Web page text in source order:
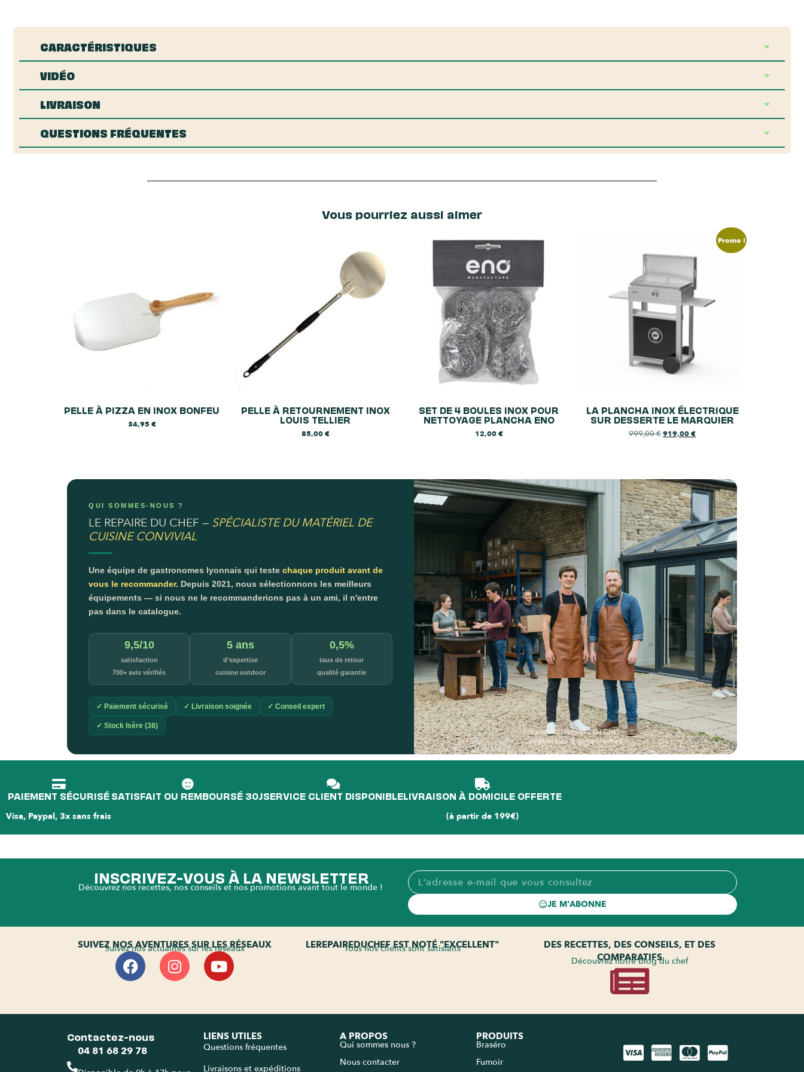
CARACTÉRISTIQUES
VIDÉO
LIVRAISON
QUESTIONS FRÉQUENTES
Vous pourriez aussi aimer
PELLE À PIZZA EN INOX BONFEU
34,95 €
PELLE À RETOURNEMENT INOX
LOUIS TELLIER
85,00€
SET DE 4 BOULES INOX POUR
NETTOYAGE PLANCHA ENO
12,00€
Promo !
LA PLANCHA INOX ÉLECTRIQUE
SUR DESSERTE LE MARQUIER
999,00€919,00€
QUI SOMMES-NOUS ?
LE REPAIRE DU CHEF — SPÉCIALISTE DU MATÉRIEL DE
CUISINE CONVIVIAL
Une équipe de gastronomes lyonnais qui teste chaque produit avant de
vous le recommander. Depuis 2021, nous sélectionnons les meilleurs
équipements — si nous ne le recommanderions pas à un ami, il n'entre
pas dans le catalogue.
9,5/10
satisfaction
700+ avis vérifiés
5 ans
d'expertise
cuisine outdoor
0,5%
taux de retour
qualité garantie
✓ Paiement sécurisé ✓ Livraison soignée ✓ Conseil expert
✓ Stock Isère (38)
L'équipe du Repaire du Chef —
passionnés & gastronomes
PAIEMENT SÉCURISÉ
Visa, Paypal, 3x sans frais
SATISFAIT OU REMBOURSÉ 30JSERVICE CLIENT DISPONIBLELIVRAISON À DOMICILE OFFERTE
(à partir de 199€)
INSCRIVEZ-VOUS À LA NEWSLETTER
Découvrez nos recettes, nos conseils et nos promotions avant tout le monde !
JE M'ABONNE
SUIVEZ NOS AVENTURES SUR LES RÉSEAUX
Suivez nos actualités sur les réseaux LEREPAIREDUCHEF EST NOTÉ "EXCELLENT"
Tous nos clients sont satisfaits
DES RECETTES, DES CONSEILS, ET DES
COMPARATIFS
Découvrez notre blog du chef
Contactez-nous
04 81 68 29 78
LIENS UTILES
Questions fréquentes
Livraisons et expéditions
A PROPOS
Qui sommes nous ?
Nous contacter
PRODUITS
Braséro
Fumoir